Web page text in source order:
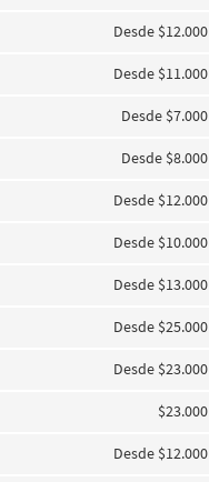
Desde $12.000
Desde $11.000
Desde $7.000
Desde $8.000
Desde $12.000
Desde $10.000
Desde $13.000
Desde $25.000
Desde $23.000
$23.000
Desde $12.000